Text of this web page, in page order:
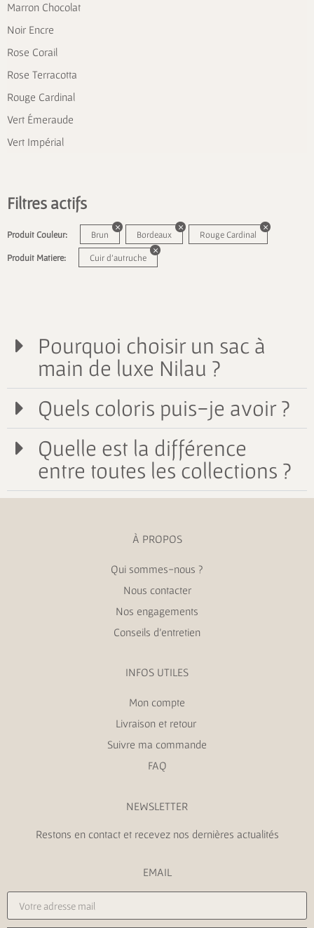
Marron Chocolat
Noir Encre
Rose Corail
Rose Terracotta
Rouge Cardinal
Vert Émeraude
Vert Impérial
Filtres actifs
Produit Couleur: Brun Bordeaux Rouge Cardinal
Produit Matiere: Cuir d'autruche
Pourquoi choisir un sac à
main de luxe Nilau ?
Quels coloris puis-je avoir ?
Quelle est la différence
entre toutes les collections ?
À PROPOS
Qui sommes-nous ?
Nous contacter
Nos engagements
Conseils d’entretien
INFOS UTILES
Mon compte
Livraison et retour
Suivre ma commande
FAQ
NEWSLETTER
Restons en contact et recevez nos dernières actualités
EMAIL